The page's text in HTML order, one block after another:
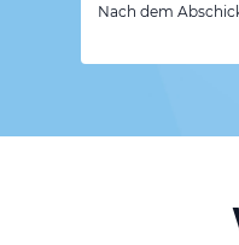
Nach dem